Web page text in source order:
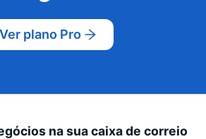
Ver plano Pro
na sua caixa de correio